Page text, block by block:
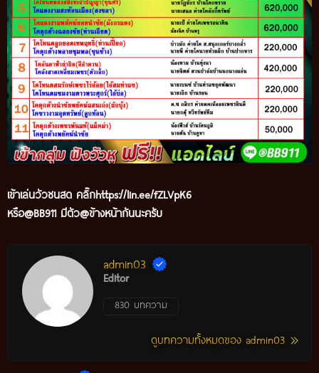
เข้าเล่นวัวชนสด คลิ๊กhttps://lin.ee/fZLVpK6
หรือ@BB911 มีตัว@ข้างหน้ากันนะครับ
admin03
Editor
830 บทความ
ดูบทความทั้งหมดของ admin03